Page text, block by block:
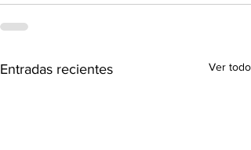
Entradas recientes Ver todo